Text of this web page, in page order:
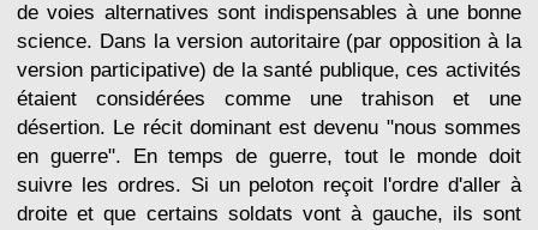
de voies alternatives sont indispensables à une bonne
science. Dans la version autoritaire (par opposition à la
version participative) de la santé publique, ces activités
étaient considérées comme une trahison et une
désertion. Le récit dominant est devenu "nous sommes
en guerre". En temps de guerre, tout le monde doit
suivre les ordres. Si un peloton reçoit l'ordre d'aller à
droite et que certains soldats vont à gauche, ils sont